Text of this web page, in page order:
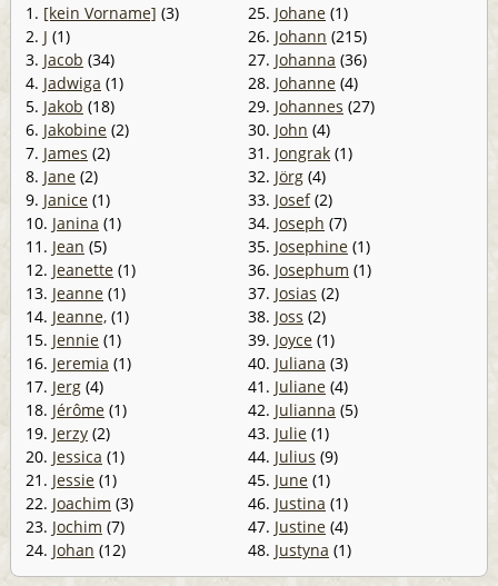
1. [kein Vorname] (3)
2. J (1)
3. Jacob (34)
4. Jadwiga (1)
5. Jakob (18)
6. Jakobine (2)
7. James (2)
8. Jane (2)
9. Janice (1)
10. Janina (1)
11. Jean (5)
12. Jeanette (1)
13. Jeanne (1)
14. Jeanne, (1)
15. Jennie (1)
16. Jeremia (1)
17. Jerg (4)
18. Jérôme (1)
19. Jerzy (2)
20. Jessica (1)
21. Jessie (1)
22. Joachim (3)
23. Jochim (7)
24. Johan (12)
25. Johane (1)
26. Johann (215)
27. Johanna (36)
28. Johanne (4)
29. Johannes (27)
30. John (4)
31. Jongrak (1)
32. Jörg (4)
33. Josef(2)
34. Joseph (7)
35. Josephine (1)
36. Josephum (1)
37. Josias (2)
38. Joss (2)
39. Joyce (1)
40. Juliana (3)
41. Juliane (4)
42. Julianna (5)
43. Julie (1)
44. Julius (9)
45. June (1)
46. Justina (1)
47. Justine (4)
48. Justyna (1)